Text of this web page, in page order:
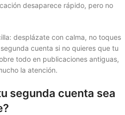
desaparece rápido, pero no
desplázate con calma, no toques
cuenta si no quieres que tu
todo en publicaciones antiguas,
la atención.
segunda cuenta sea